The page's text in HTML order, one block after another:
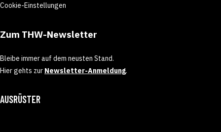
Cookie-Einstellungen
Zum THW-Newsletter
Bleibe immer auf dem neusten Stand.
Hier gehts zur Newsletter-Anmeldung.
AUSRÜSTER